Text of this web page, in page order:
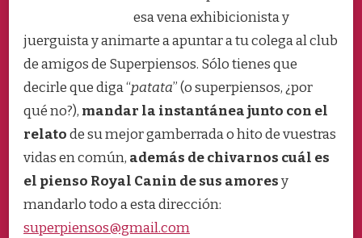
esa vena exhibicionista y
juerguista y animarte a apuntar a tu colega al club
de amigos de Superpiensos. Sólo tienes que
decirle que diga “patata” (o superpiensos, ¿por
qué no?), mandar la instantánea junto con el
relatode su mejor gamberrada o hito de vuestras
vidas en común, además de chivarnos cuál es
el pienso Royal Canin de sus amoresy
mandarlo todo a esta dirección:
superpiensos@gmail.com